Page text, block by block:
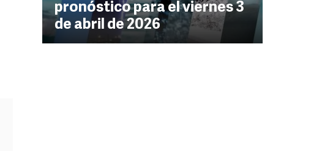
pronóstico para el viernes 3
de abril de 2026